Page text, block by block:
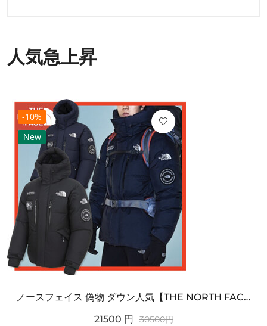
人気急上昇
-10%
New
ノースフェイス 偽物 ダウン人気【THE NORTH FACE】M'S 7 SUMMIT HIM...
21500 円 30500円